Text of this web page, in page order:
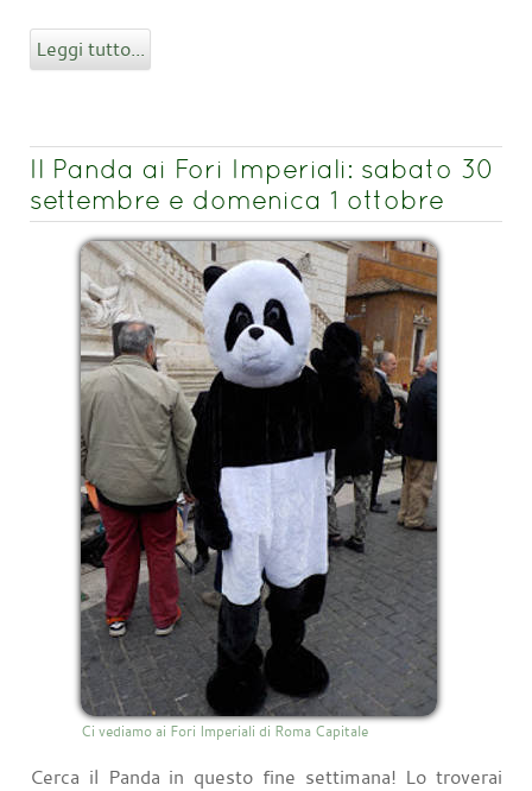
Leggi tutto...
Il Panda ai Fori Imperiali: sabato 30
settembre e domenica 1 ottobre
Ci vediamo ai Fori Imperiali di Roma Capitale
Cerca il Panda in questo fine settimana! Lo troverai